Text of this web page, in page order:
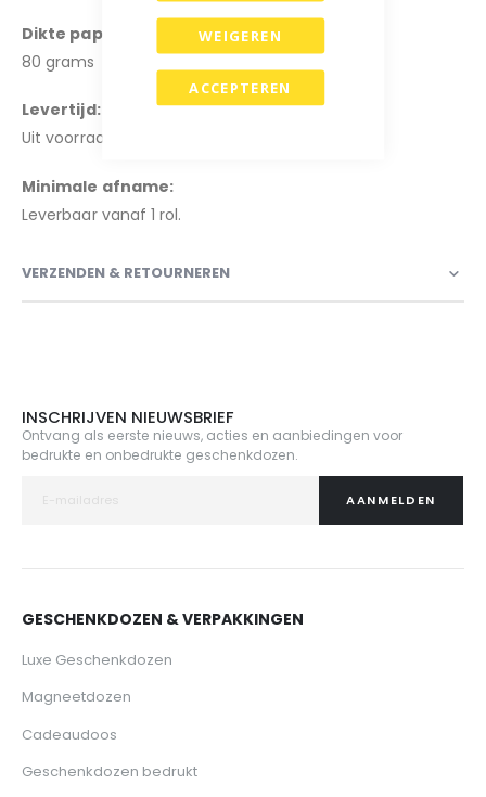
ACCEPTEREN
WEIGEREN
Dikte papier:
80 grams
Levertijd:
Uit voorraad leverbaar, 1-3 werkdagen.
Minimale afname:
Leverbaar vanaf 1 rol.
VERZENDEN & RETOURNEREN
INSCHRIJVEN NIEUWSBRIEF
Ontvang als eerste nieuws, acties en aanbiedingen voor
bedrukte en onbedrukte geschenkdozen.
AANMELDEN
GESCHENKDOZEN & VERPAKKINGEN
Luxe Geschenkdozen
Magneetdozen
Cadeaudoos
Geschenkdozen bedrukt